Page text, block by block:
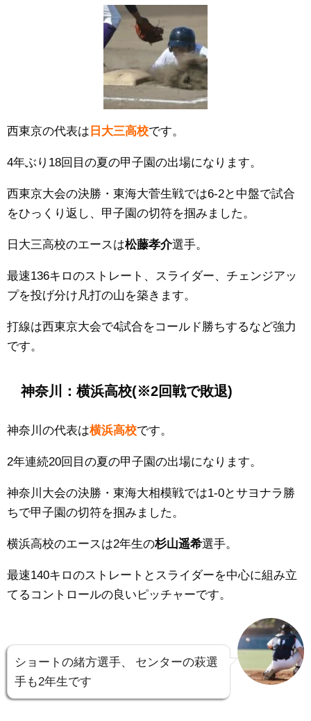
西東京の代表は 日大三高校です。
4年ぶり18回目の夏の甲子園の出場になります。
西東京大会の決勝・東海大菅生戦では6-2と中盤で試合
をひっくり返し、甲子園の切符を掴みました。
日大三高校のエースは松藤孝介選手。
最速136キロのストレート、スライダー、チェンジアッ
プを投げ分け凡打の山を築きます。
打線は西東京大会で4試合をコールド勝ちするなど強力
です。
神奈川：横浜高校(※2回戦で敗退)
神奈川の代表は横浜高校です。
2年連続20回目の夏の甲子園の出場になります。
神奈川大会の決勝・東海大相模戦では1-0とサヨナラ勝
ちで甲子園の切符を掴みました。
横浜高校のエースは2年生の杉山遥希選手。
最速140キロのストレートとスライダーを中心に組み立
てるコントロールの良いピッチャーです。
ショートの緒方選手、
センターの萩選
手も2年生です